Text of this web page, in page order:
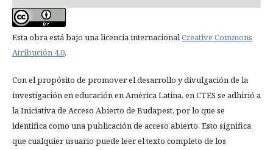
Esta obra está bajo una licencia internacionalCreative Commons
Atribución 4.0.
Con el propósito de promover el desarrollo y divulgación de la
investigación en educación en América Latina, en CTES se adhirió a
la Iniciativa de Acceso Abierto de Budapest, por lo que se
identifica como una publicación de acceso abierto. Esto significa
que cualquier usuario puede leer el texto completo de los